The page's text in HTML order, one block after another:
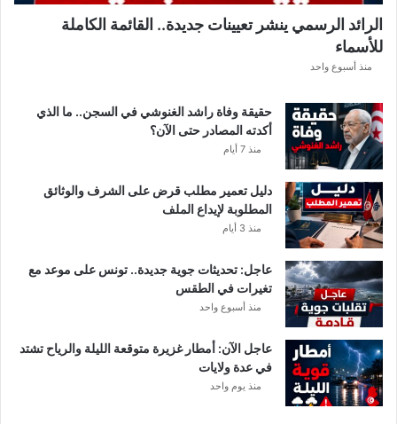
.
أ
ا
ر
و
ر
ا
ح
ق
و
ة
ب
ه
ذ
ه
ا
ل
الرائد الرسمي ينشر تعيينات جديدة.. القائمة الكاملة
للأسماء
منذ أسبوع واحد
حقيقة وفاة راشد الغنوشي في السجن.. ما الذي
أكدته المصادر حتى الآن؟
منذ 7 أيام
دليل تعمير مطلب قرض على الشرف والوثائق
المطلوبة لإيداع الملف
منذ 3 أيام
عاجل: تحديثات جوية جديدة.. تونس على موعد مع
تغيرات في الطقس
منذ أسبوع واحد
عاجل الآن: أمطار غزيرة متوقعة الليلة والرياح تشتد
في عدة ولايات
منذ يوم واحد